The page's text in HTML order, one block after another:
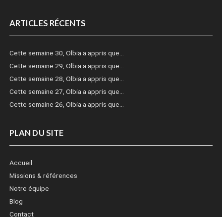
ARTICLES RÉCENTS
Cette semaine 30, Olbia a appris que…
Cette semaine 29, Olbia a appris que…
Cette semaine 28, Olbia a appris que…
Cette semaine 27, Olbia a appris que…
Cette semaine 26, Olbia a appris que…
PLAN DU SITE
Accueil
Missions & références
Notre équipe
Blog
Contact